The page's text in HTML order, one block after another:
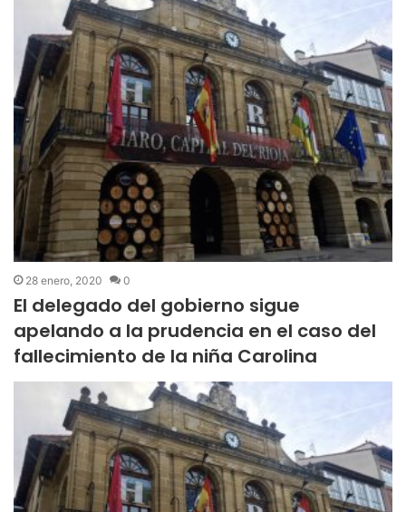
28 enero, 2020 0
El delegado del gobierno sigue
apelando a la prudencia en el caso del
fallecimiento de la niña Carolina